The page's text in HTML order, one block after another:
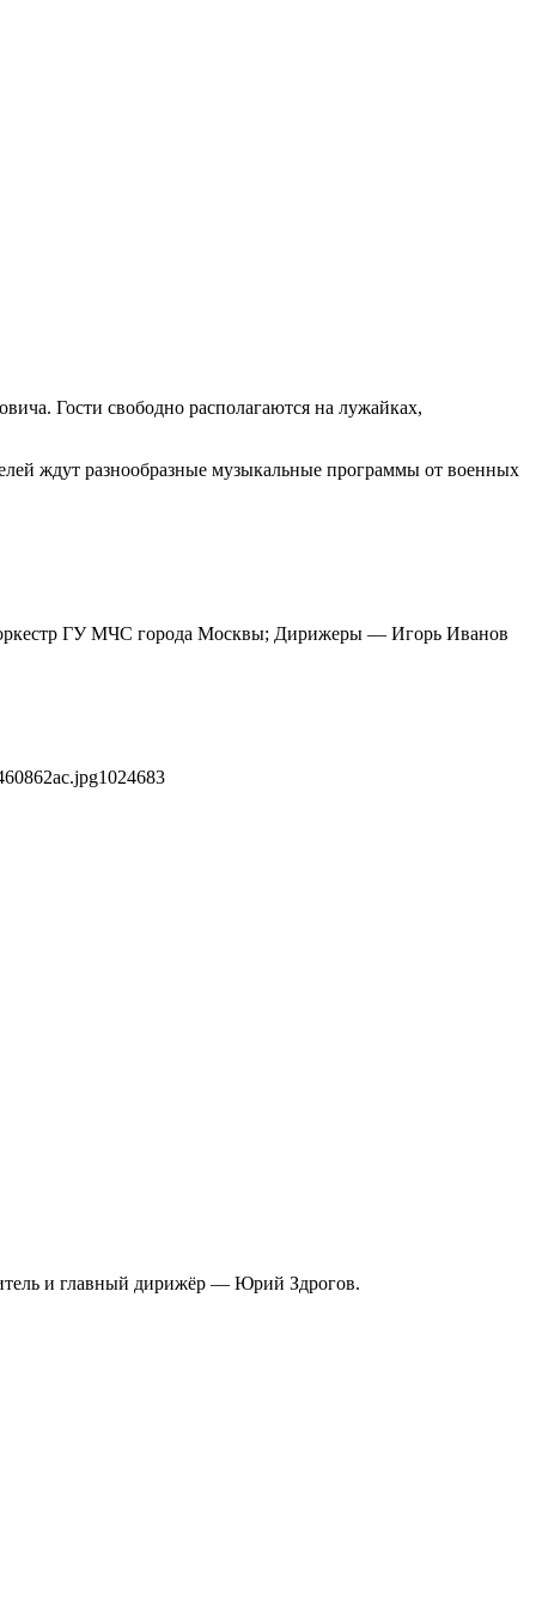
Гости свободно располагаются на лужайках,
ждут разнообразные музыкальные программы от военных
ГУ МЧС города Москвы; Дирижеры — Игорь Иванов
1024683
и главный дирижёр — Юрий Здрогов.